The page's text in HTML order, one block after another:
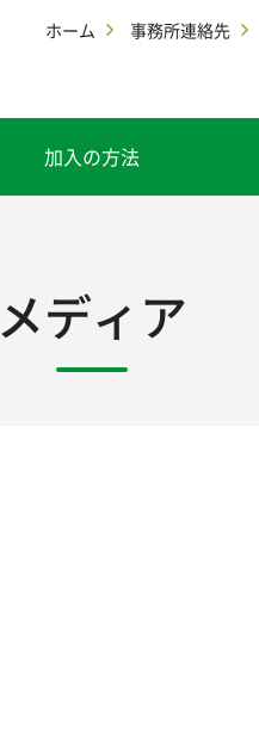
ホーム 事務所連絡先
加入の方法
メディア